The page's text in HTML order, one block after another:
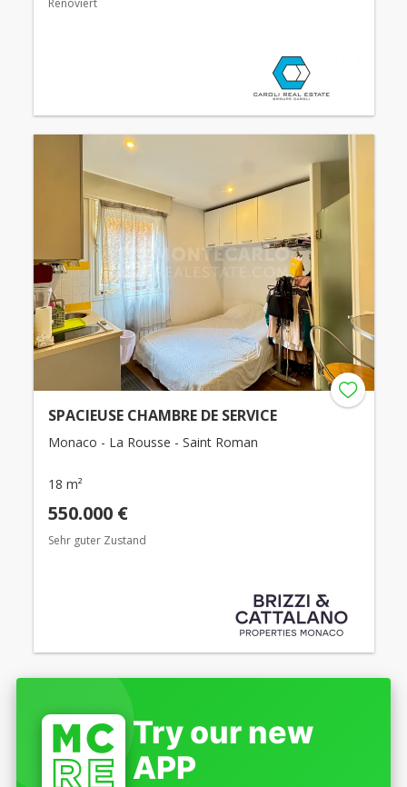
Renoviert
SPACIEUSE CHAMBRE DE SERVICE
Monaco - La Rousse - Saint Roman
18 m²
550.000 €
Sehr guter Zustand
Try our new
APP